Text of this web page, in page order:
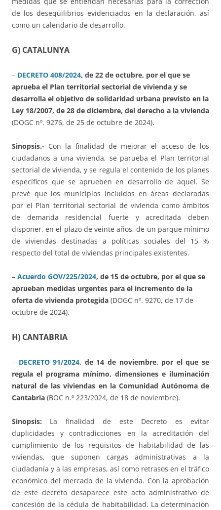
de los desequilibrios evidenciados en la declaración, así
como un calendario de desarrollo.
G) CATALUNYA
– DECRETO 408/2024, de 22 de octubre, por el que se
aprueba el Plan territorial sectorial de vivienda y se
desarrolla el objetivo de solidaridad urbana previsto en la
Ley 18/2007, de 28 de diciembre, del derecho a la vivienda
(DOGC nº. 9276, de 25 de octubre de 2024).
Sinopsis.- Con la finalidad de mejorar el acceso de los
ciudadanos a una vivienda, se parueba el Plan territorial
sectorial de vivienda, y se regula el contenido de los planes
específicos que se aprueben en desarrollo de aquel. Se
prevé que los municipios incluidos en áreas declaradas
por el Plan territorial sectorial de vivienda como ámbitos
de demanda residencial fuerte y acreditada deben
disponer, en el plazo de veinte años, de un parque mínimo
de viviendas destinadas a políticas sociales del 15 %
respecto del total de viviendas principales existentes.
– Acuerdo GOV/225/2024, de 15 de octubre, por el que se
aprueban medidas urgentes para el incremento de la
oferta de vivienda protegida (DOGC nº. 9270, de 17 de
octubre de 2024).
H) CANTABRIA
– DECRETO 91/2024, de 14 de noviembre, por el que se
regula el programa mínimo, dimensiones e iluminación
natural de las viviendas en la Comunidad Autónoma de
Cantabria (BOC n.º 223/2024, de 18 de noviembre).
Sinopsis: La finalidad de este Decreto es evitar
duplicidades y contradicciones en la acreditación del
cumplimiento de los requisitos de habitabilidad de las
viviendas, que suponen cargas administrativas a la
ciudadanía y a las empresas, así como retrasos en el tráfico
económico del mercado de la vivienda. Con la aprobación
de este decreto desaparece este acto administrativo de
concesión de la cédula de habitabilidad. La determinación